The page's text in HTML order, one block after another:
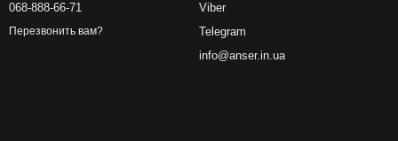
068-888-66-71
Перезвонить вам?
Viber
Telegram
info@anser.in.ua